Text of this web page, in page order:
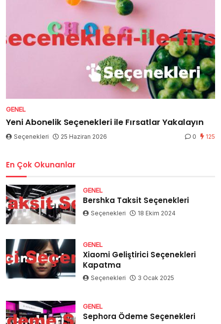
GENEL
Yeni Abonelik Seçenekleri ile Fırsatlar Yakalayın
Seçenekleri 25 Haziran 2026 0 125
En Çok Okunanlar
GENEL
Bershka Taksit Seçenekleri
Seçenekleri 18 Ekim 2024
GENEL
Xiaomi Geliştirici Seçenekleri
Kapatma
Seçenekleri 3 Ocak 2025
GENEL
Sephora Ödeme Seçenekleri